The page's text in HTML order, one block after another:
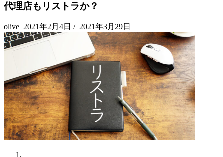
代理店もリストラか？
olive 2021年2月4日 / 2021年3月29日